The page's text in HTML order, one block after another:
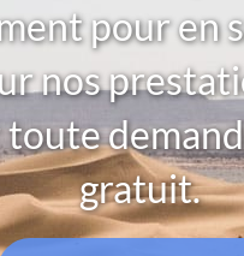
pour en
nos
gratuit.